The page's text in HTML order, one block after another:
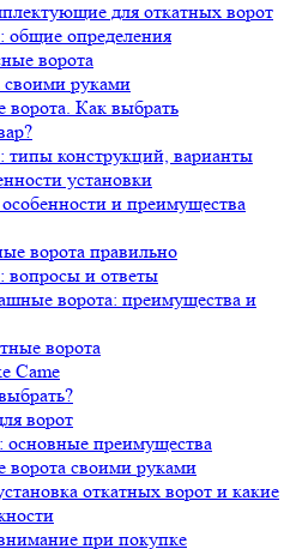
для откатных ворот
общие определения
ворота
своими руками
ворота. Как выбрать
типы конструкций, варианты
установки
и преимущества
ворота правильно
вопросы и ответы
ворота: преимущества и
ворота
Came
ворот
основные преимущества
ворота своими руками
откатных ворот и какие
при покупке